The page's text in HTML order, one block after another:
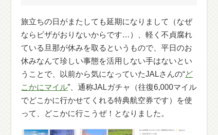
旅立ちの日がまたしても延期になりまして（なぜ
ならビザがおりないからです…）、軽く不貞腐れ
ている旦那が休みを取るというもので、平日のお
休みなんて珍しい事態を活用しない手はないとい
うことで、以前から気になっていたJALさんの“ど
こかにマイル”、通称JALガチャ（往復6,000マイル
でどこかに行かせてくれる特典航空券です）を使
って、どこかに行こうぜ！となりました。